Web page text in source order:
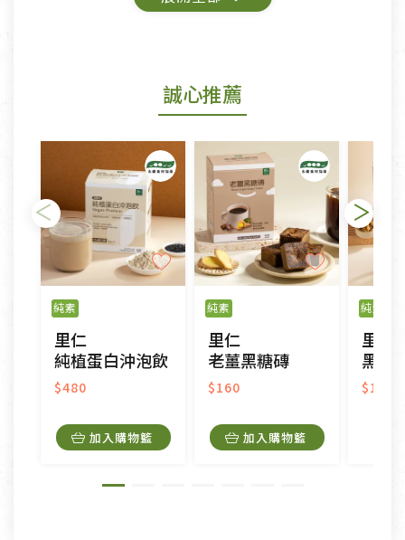
鑑賞期商品說明：
若您購買的商品有下列「不適用七天鑑賞期商品」情
形者，除商品瑕疵以外，恕不接受退換貨.
依消保法之規定提供該商品七天免費鑑賞期(含例假
日)的服務，原則上若商品未經使用或被汙損(除商品
瑕疵)，一般皆可申請退換貨。
不適用七天鑑賞期商品：
以數位或電磁紀錄形式儲存之商品、易於變質或損壞
之商品、以及性質上無法或不適合退換之商品：如
CD、VCD、DVD、電腦軟體，若產品瑕疵無法讀取僅
接受原片換新。
衣飾鞋類-如T恤，如於送達後水洗或污損者。
美容保養用品、內衣褲、襪子、口罩等私人消耗性產
內衣褲、襪子、口罩個人衛生用品除商品本身有瑕疵
外,依據《通訊交易解除權合理例外情事適用準
誠心推薦
純素
里仁
純植蛋白沖泡飲
$480
加入購物籃
純素
里仁
老薑黑糖磚
$160
加入購物籃
純素
里仁
黑米核
$190